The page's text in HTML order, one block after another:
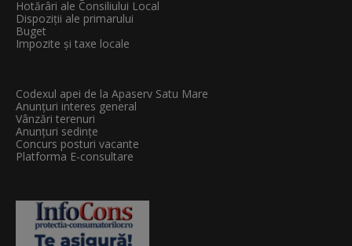
Hotărâri ale Consiliului Local
Dispoziții ale primarului
Buget
Impozite și taxe locale
Codexul apei de la Apaserv Satu Mare
Anunțuri interes general
Vânzări terenuri
Anunțuri sedințe
Concurs posturi vacante
Platforma E-consultare